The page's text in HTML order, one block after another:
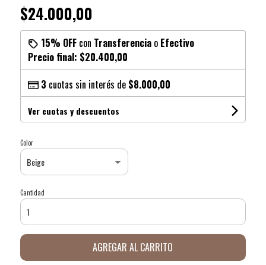
$24.000,00
15% OFFcon Transferenciao Efectivo
Precio final: $20.400,00
3 cuotas sin interés de $8.000,00
Ver cuotas y descuentos
Color
Cantidad
AGREGAR AL CARRITO